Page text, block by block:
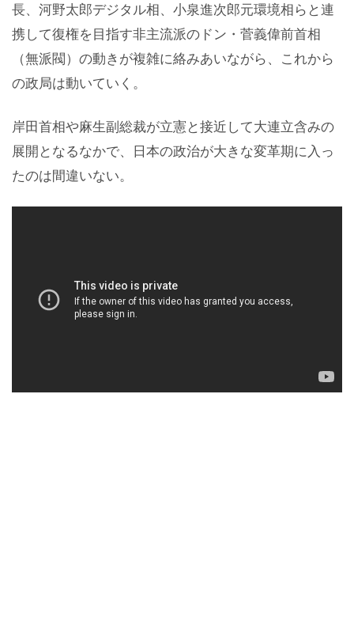
長、河野太郎デジタル相、小泉進次郎元環境相らと連
携して復権を目指す非主流派のドン・菅義偉前首相
（無派閥）の動きが複雑に絡みあいながら、これから
の政局は動いていく。
岸田首相や麻生副総裁が立憲と接近して大連立含みの
展開となるなかで、日本の政治が大きな変革期に入っ
たのは間違いない。